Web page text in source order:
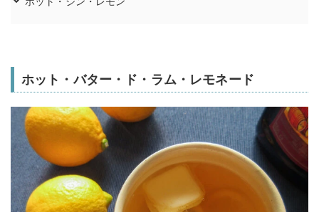
ホット・バター・ド・ラム・レモネード